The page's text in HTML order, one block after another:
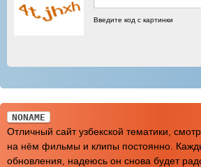
Введите код с картинки
NONAME
Отличный сайт узбекской тематики,
на нём фильмы и клипы постоянно.
обновления, надеюсь он снова будет